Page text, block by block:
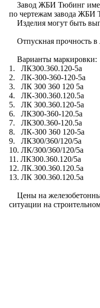
Завод ЖБИ Тюбинг
по чертежам завода ЖБИ
Изделия могут быть
Отпускная прочность в
Варианты маркировки:
1. ЛК300.360.120-5а
2. ЛК-300-360-120-5а
3. ЛК 300 360 120 5а
4. ЛК-300.360.120.5а
5. ЛК 300.360.120-5а
6. ЛК300-360-120.5а
7. ЛК300.360-120.5а
8. ЛК-300 360 120-5а
9. ЛК300/360/120/5а
10. ЛК/300/360/120/5а
11. ЛК300.360.120/5а
12. ЛК.300.360.120.5а
13. ЛК 300.360.120.5а
Цены на
ситуации на